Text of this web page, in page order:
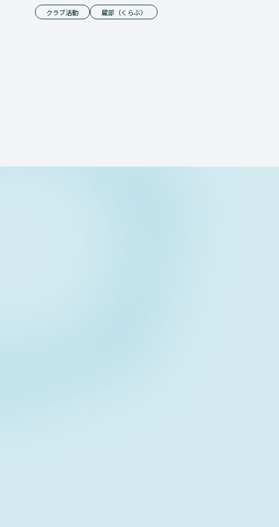
クラブ活動 蔵部（くらぶ）